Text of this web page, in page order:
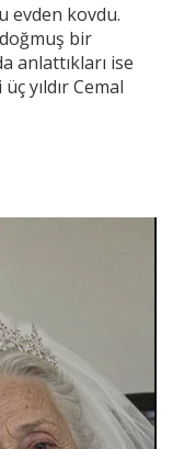
evden kovdu.
bir
anlattıkları ise
yıldır Cemal